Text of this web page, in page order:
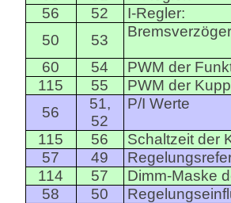
56
52
I-Regler:
50
53
60 54
PWM der
115
55
PWM der
56
51,
52
P/I Werte
115 56
Schaltzeit der
57
49
114
57
Dimm-Maske
58
50